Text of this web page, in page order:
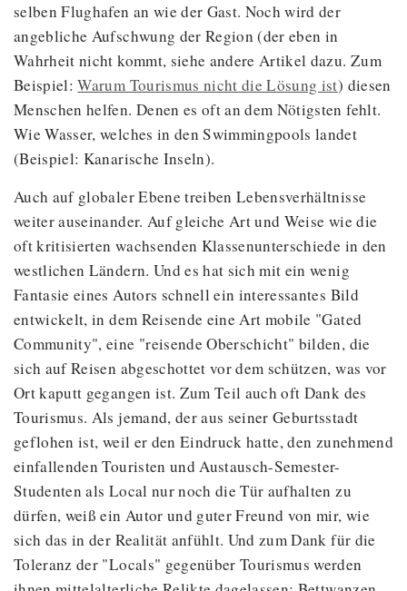
selben Flughafen an wie der Gast. Noch wird der
angebliche Aufschwung der Region (der eben in
Wahrheit nicht kommt, siehe andere Artikel dazu. Zum
Beispiel:Warum Tourismus nicht die Lösung ist) diesen
Menschen helfen. Denen es oft an dem Nötigsten fehlt.
Wie Wasser, welches in den Swimmingpools landet
(Beispiel: Kanarische Inseln).
Auch auf globaler Ebene treiben Lebensverhältnisse
weiter auseinander. Auf gleiche Art und Weise wie die
oft kritisierten wachsenden Klassenunterschiede in den
westlichen Ländern. Und es hat sich mit ein wenig
Fantasie eines Autors schnell ein interessantes Bild
entwickelt, in dem Reisende eine Art mobile "Gated
Community", eine "reisende Oberschicht" bilden, die
sich auf Reisen abgeschottet vor dem schützen, was vor
Ort kaputt gegangen ist. Zum Teil auch oft Dank des
Tourismus. Als jemand, der aus seiner Geburtsstadt
geflohen ist, weil er den Eindruck hatte, den zunehmend
einfallenden Touristen und Austausch-Semester-
Studenten als Local nur noch die Tür aufhalten zu
dürfen, weiß ein Autor und guter Freund von mir, wie
sich das in der Realität anfühlt. Und zum Dank für die
Toleranz der "Locals" gegenüber Tourismus werden